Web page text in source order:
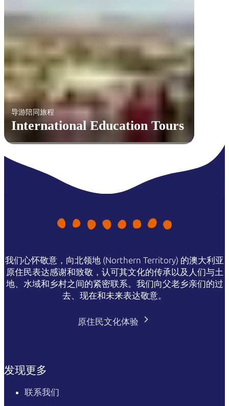
导游陪同旅程
International Education Tours
我们心怀敬意，向北领地 (Northern Territory) 的澳大利亚
原住民表达感谢和致敬，认可其文化的传承以及人们与土
地、水域和乡村之间的紧密联系。我们向父老乡亲们的过
去、现在和未来表达敬意。
原住民文化体验
发现更多
联系我们